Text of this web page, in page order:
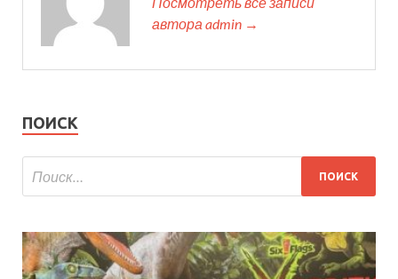
автора admin →
ПОИСК